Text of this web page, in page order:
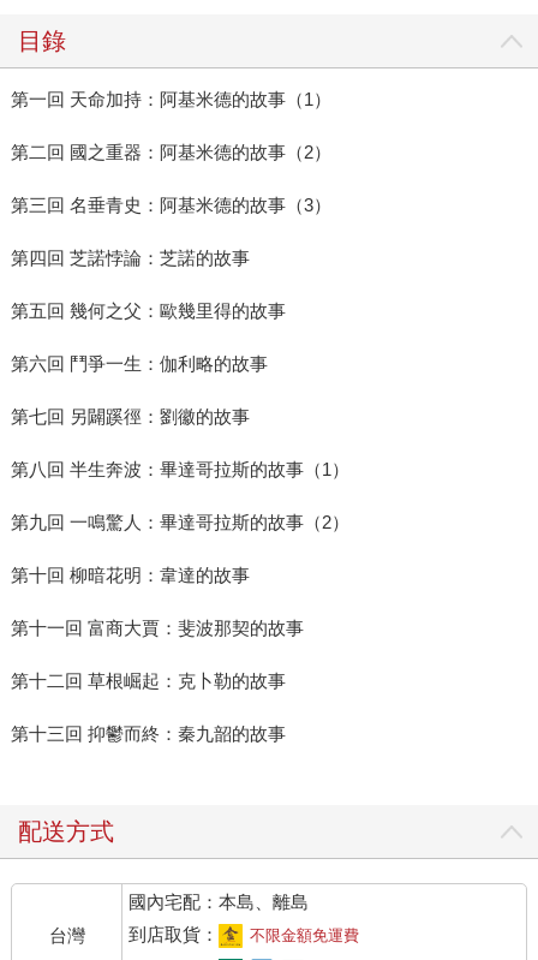
目錄
第一回 天命加持：阿基米德的故事（1）
第二回 國之重器：阿基米德的故事（2）
第三回 名垂青史：阿基米德的故事（3）
第四回 芝諾悖論：芝諾的故事
第五回 幾何之父：歐幾里得的故事
第六回 鬥爭一生：伽利略的故事
第七回 另闢蹊徑：劉徽的故事
第八回 半生奔波：畢達哥拉斯的故事（1）
第九回 一鳴驚人：畢達哥拉斯的故事（2）
第十回 柳暗花明：韋達的故事
第十一回 富商大賈：斐波那契的故事
第十二回 草根崛起：克卜勒的故事
第十三回 抑鬱而終：秦九韶的故事
配送方式
台灣
國內宅配：本島、離島
到店取貨：
不限金額免運費